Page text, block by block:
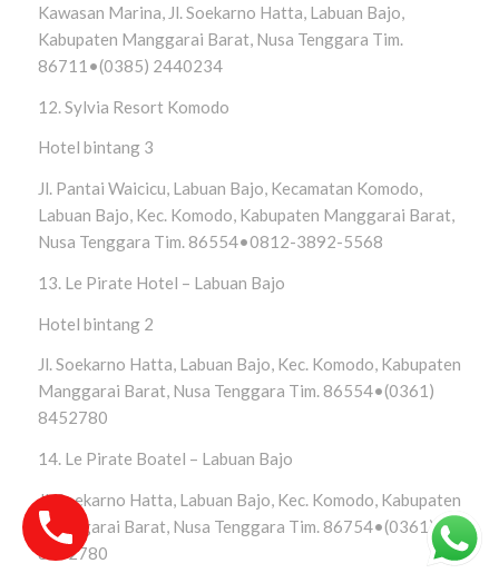
Kawasan Marina, Jl. Soekarno Hatta, Labuan Bajo,
Kabupaten Manggarai Barat, Nusa Tenggara Tim.
86711•(0385) 2440234
12. Sylvia Resort Komodo
Hotel bintang 3
Jl. Pantai Waicicu, Labuan Bajo, Kecamatan Komodo,
Labuan Bajo, Kec. Komodo, Kabupaten Manggarai Barat,
Nusa Tenggara Tim. 86554•0812-3892-5568
13. Le Pirate Hotel – Labuan Bajo
Hotel bintang 2
Jl. Soekarno Hatta, Labuan Bajo, Kec. Komodo, Kabupaten
Manggarai Barat, Nusa Tenggara Tim. 86554•(0361)
8452780
14. Le Pirate Boatel – Labuan Bajo
Jl. Soekarno Hatta, Labuan Bajo, Kec. Komodo, Kabupaten
Manggarai Barat, Nusa Tenggara Tim. 86754•(0361)
8452780